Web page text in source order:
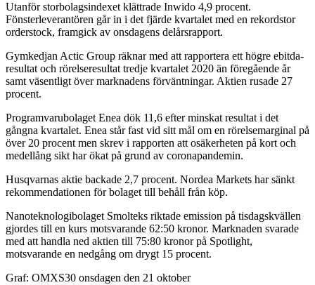
Utanför storbolagsindexet klättrade Inwido 4,9 procent.
Fönsterleverantören går in i det fjärde kvartalet med en rekordstor
orderstock, framgick av onsdagens delårsrapport.
Gymkedjan Actic Group räknar med att rapportera ett högre ebitda-
resultat och rörelseresultat tredje kvartalet 2020 än föregående år
samt väsentligt över marknadens förväntningar. Aktien rusade 27
procent.
Programvarubolaget Enea dök 11,6 efter minskat resultat i det
gångna kvartalet. Enea står fast vid sitt mål om en rörelsemarginal på
över 20 procent men skrev i rapporten att osäkerheten på kort och
medellång sikt har ökat på grund av coronapandemin.
Husqvarnas aktie backade 2,7 procent. Nordea Markets har sänkt
rekommendationen för bolaget till behåll från köp.
Nanoteknologibolaget Smolteks riktade emission på tisdagskvällen
gjordes till en kurs motsvarande 62:50 kronor. Marknaden svarade
med att handla ned aktien till 75:80 kronor på Spotlight,
motsvarande en nedgång om drygt 15 procent.
Graf: OMXS30 onsdagen den 21 oktober